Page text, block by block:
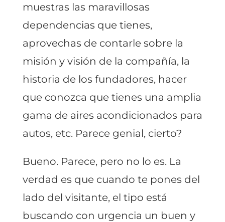
muestras las maravillosas
dependencias que tienes,
aprovechas de contarle sobre la
misión y visión de la compañía, la
historia de los fundadores, hacer
que conozca que tienes una amplia
gama de aires acondicionados para
autos, etc. Parece genial, cierto?
Bueno. Parece, pero no lo es. La
verdad es que cuando te pones del
lado del visitante, el tipo está
buscando con urgencia un buen y